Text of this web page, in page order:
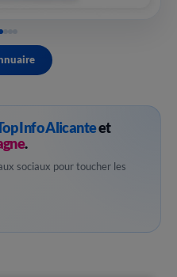
Info Alicanteet
.
sociaux pour toucher les